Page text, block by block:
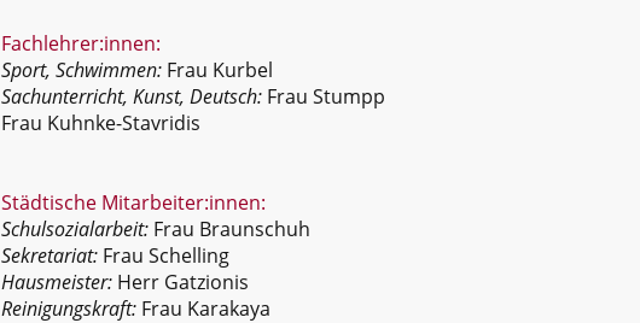
Fachlehrer:innen:
Sport, Schwimmen: Frau Kurbel
Sachunterricht, Kunst, Deutsch: Frau Stumpp
Frau Kuhnke-Stavridis
Städtische Mitarbeiter:innen:
Schulsozialarbeit: Frau Braunschuh
Sekretariat: Frau Schelling
Hausmeister: Herr Gatzionis
Reinigungskraft: Frau Karakaya